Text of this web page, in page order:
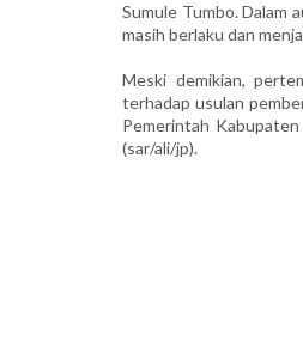
Sumule Tumbo. Dalam
masih berlaku dan
Meski demikian,
terhadap usulan
Pemerintah
(sar/ali/jp).